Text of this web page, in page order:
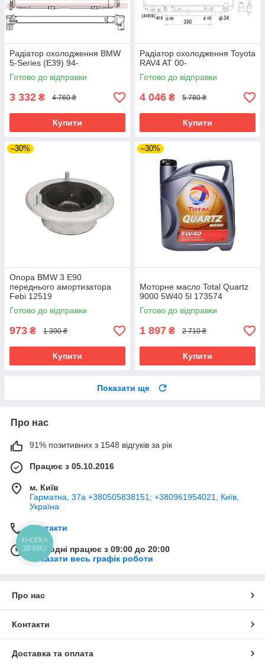
Радіатор охолодження BMW
5-Series (E39) 94-
Готово до відправки
3 332 ₴ 4 760 ₴
Купити
Радіатор охолодження Toyota
RAV4 AT 00-
Готово до відправки
4 046 ₴ 5 780 ₴
Купити
–30%
Опора BMW 3 E90
переднього амортизатора
Febi 12519
Готово до відправки
973 ₴ 1 390 ₴
Купити
–30%
Моторне масло Total Quartz
9000 5W40 5l 173574
Готово до відправки
1 897 ₴ 2 710 ₴
Купити
Показати ще
Про нас
91% позитивних з 1548 відгуків за рік
Працює з 05.10.2016
м. Київ
Гарматна, 37а +380505838151; +380961954021, Київ,
Україна
Контакти
Сьогодні працює з 09:00 до 20:00
Показати весь графік роботи
Про нас
Контакти
Доставка та оплата
КНОПКА
ЗВ'ЯЗКУ